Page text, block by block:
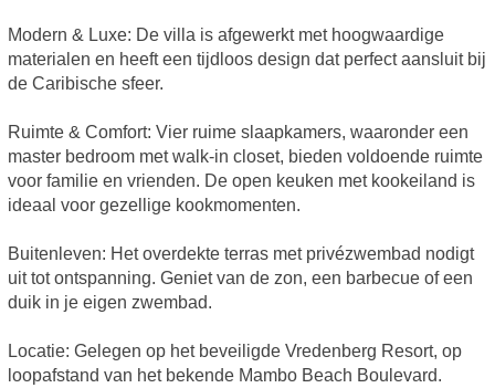
Modern & Luxe: De villa is afgewerkt met hoogwaardige
materialen en heeft een tijdloos design dat perfect aansluit bij
de Caribische sfeer.
Ruimte & Comfort: Vier ruime slaapkamers, waaronder een
master bedroom met walk-in closet, bieden voldoende ruimte
voor familie en vrienden. De open keuken met kookeiland is
ideaal voor gezellige kookmomenten.
Buitenleven: Het overdekte terras met privézwembad nodigt
uit tot ontspanning. Geniet van de zon, een barbecue of een
duik in je eigen zwembad.
Locatie: Gelegen op het beveiligde Vredenberg Resort, op
loopafstand van het bekende Mambo Beach Boulevard.